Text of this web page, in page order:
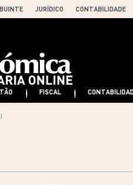
JURÍDICO CONTABILIDADE
FISCAL